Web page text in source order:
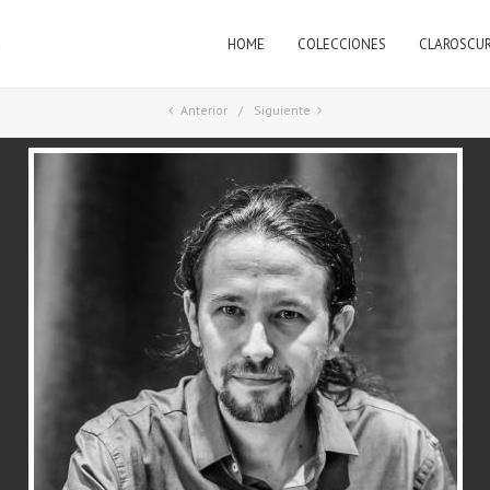
HOME COLECCIONES
Anterior Siguiente